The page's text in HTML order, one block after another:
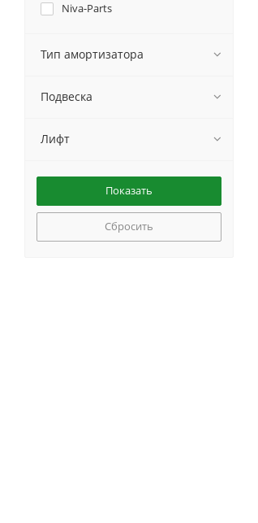
Niva-Parts
Тип амортизатора
Подвеска
Лифт
Сбросить